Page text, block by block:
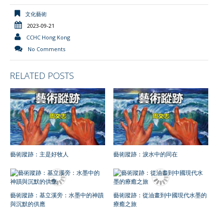
文化藝術
2023-09-21
CCHC Hong Kong
No Comments
RELATED POSTS
藝術蹤跡：主是好牧人 藝術蹤跡：淚水中的同在
藝術蹤跡：基立溪旁：水墨中的神蹟
與沉默的供應
藝術蹤跡：從油畫到中國現代水墨的
療癒之旅